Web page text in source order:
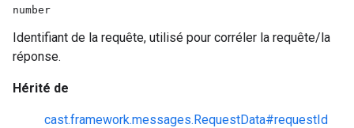
number
Identifiant de la requête, utilisé pour corréler la requête/la
réponse.
Hérité de
cast.framework.messages.RequestData#requestId